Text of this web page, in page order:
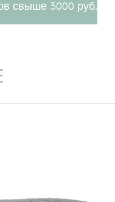
свыше 3000 руб.